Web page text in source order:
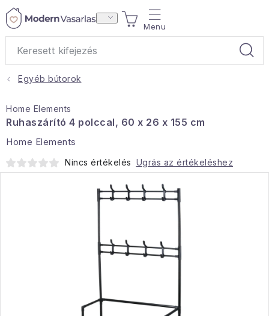
Ugrás
KOSÁR
Ajándékok
Otthoni illatok
Egészség és szépség
Egyéb bútorok
Home Elements
Ruhaszárító 4 polccal, 60 x 26 x 155 cm
Home Elements
Nincs értékelés Ugrás az értékeléshez